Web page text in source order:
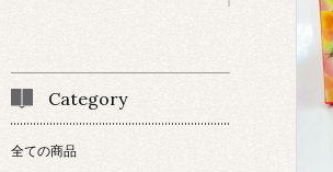
Category
全ての商品